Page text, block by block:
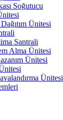
Soğutucu
Ünitesi
Santrali
Alma Ünitesi
Ünitesi
Ünitesi